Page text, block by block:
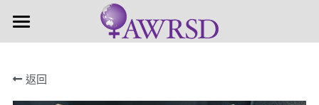
首頁
近期活動
返回
商品分類
所有商品分類